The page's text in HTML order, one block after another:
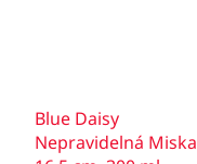
Blue Daisy
Nepravidelná Miska